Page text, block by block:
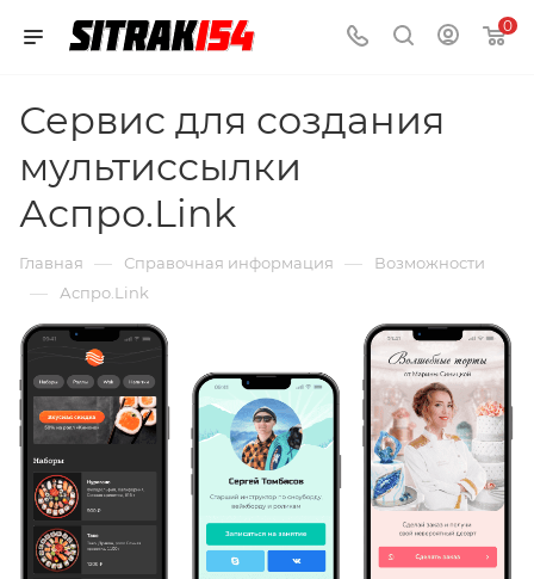
0
Сервис для создания
мультиссылки
Аспро.Link
Главная — Справочная информация — Возможности
— Аспро.Link